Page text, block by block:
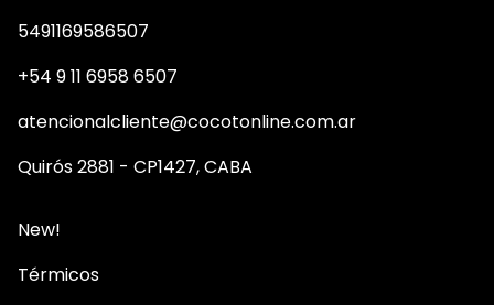
5491169586507
+54 9 11 6958 6507
atencionalcliente@cocotonline.com.ar
Quirós 2881 - CP1427, CABA
New!
Térmicos